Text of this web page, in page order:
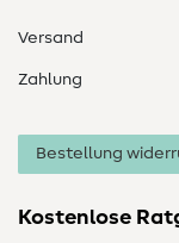
Versand
Zahlung
Bestellung
Kostenlose